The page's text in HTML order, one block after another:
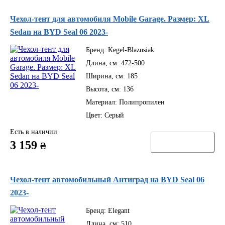
Чехол-тент для автомобиля Mobile Garage. Размер: XL
Sedan на BYD Seal 06 2023-
Бренд: Kegel-Blazusiak
Длина, см: 472-500
Ширина, см: 185
Высота, см: 136
Материал: Полипропилен
Цвет: Серый
Есть в наличии
3 159 ₴
Чехол-тент автомобильный Антиград на BYD Seal 06
2023-
Бренд: Elegant